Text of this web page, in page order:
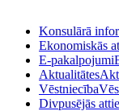
Konsulārā
Ekonomiskās
E-pakalpojumi
Aktualitātes
Vēstniecība
Divpusējās